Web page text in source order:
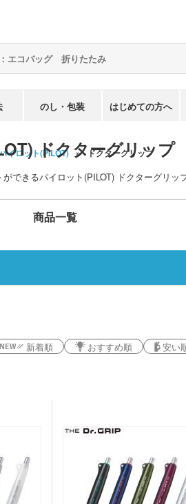
のし・包装 はじめての方へ
イロット(PILOT) ドクターグリップ
ドクターグリップ
できるパイロット(PILOT) ドクターグリ
商品一覧
新着順 おすすめ順 安い